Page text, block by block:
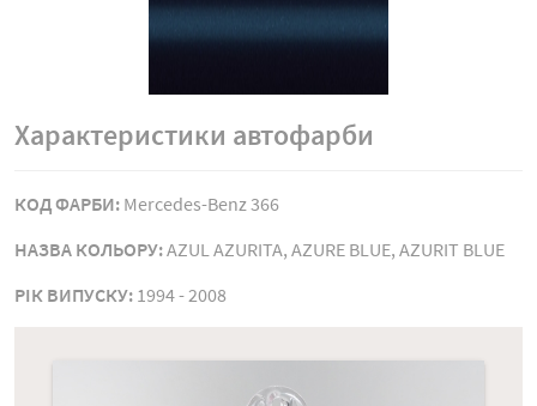
Характеристики автофарби
КОД ФАРБИ: Mercedes-Benz 366
НАЗВА КОЛЬОРУ:AZUL AZURITA, AZURE BLUE, AZURIT BLUE
РIК ВИПУСКУ: 1994 - 2008